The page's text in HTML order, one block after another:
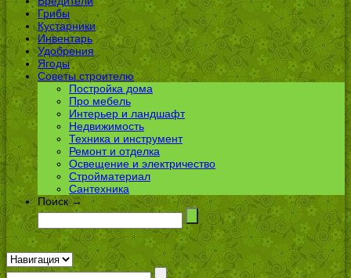
Грибы
Кустарники
Инвентарь
Удобрения
Ягоды
Советы строителю
Постройка дома
Про мебель
Интерьер и ландшафт
Недвижимость
Техника и инструмент
Ремонт и отделка
Освещение и электричество
Стройматериал
Сантехника
Поиск →